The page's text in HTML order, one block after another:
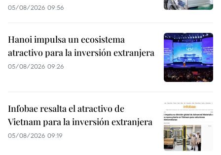
05/08/2026 09:56
Hanoi impulsa un ecosistema
atractivo para la inversión extranjera
05/08/2026 09:26
Infobae resalta el atractivo de
Vietnam para la inversión extranjera
05/08/2026 09:19